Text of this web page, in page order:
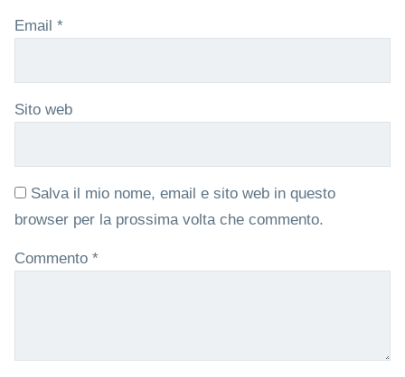
Email *
Sito web
Salva il mio nome, email e sito web in questo
browser per la prossima volta che commento.
Commento *